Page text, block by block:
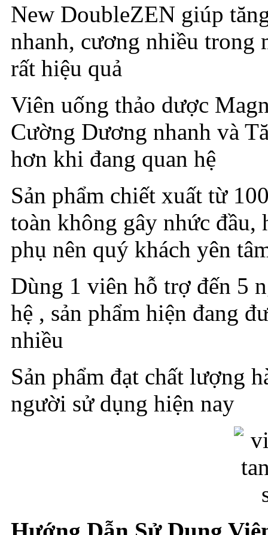
New DoubleZEN giúp
nhanh, cương nhiều trong
rất hiệu quả
Viên uống thảo dược
Cường Dương nhanh và
hơn khi đang quan hệ
Sản phẩm chiết xuất từ
toàn không gây nhức đầu,
phụ nên quý khách yên
Dùng 1 viên hỗ trợ đến 5
hệ , sản phẩm hiện đang
nhiều
Sản phẩm đạt chất lượng
người sử dụng hiện nay